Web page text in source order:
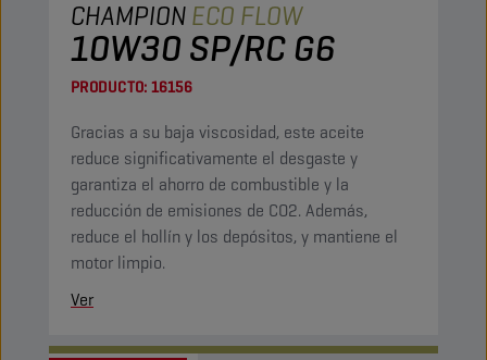
CHAMPIONECO FLOW
10W30 SP/RC G6
PRODUCTO: 16156
Gracias a su baja viscosidad, este aceite
reduce significativamente el desgaste y
garantiza el ahorro de combustible y la
reducción de emisiones de CO2. Además,
reduce el hollín y los depósitos, y mantiene el
motor limpio.
Ver